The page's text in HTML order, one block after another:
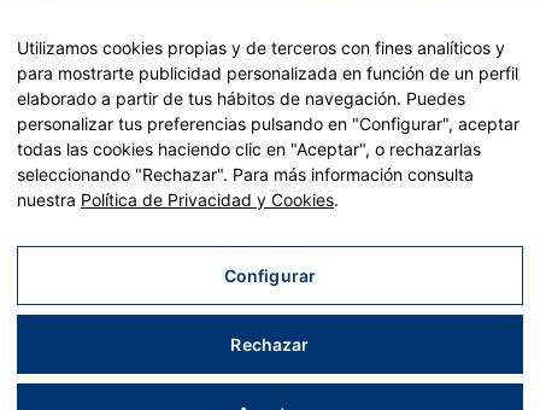
Plan de Recuperación, Transformación y Resiliencia – Financiado por
Recuperación y resiliencia, establecido por el Reglamento (UE)
2021/241 del Parlamento Europeo y del Consejo, de 12 de febrero
Aviso legal|Política de privacidad|Política de cookies|Accesibilidad|Mapa web
Utilizamos cookies propias y de terceros con fines analíticos y
para mostrarte publicidad personalizada en función de un perfil
elaborado a partir de tus hábitos de navegación. Puedes
personalizar tus preferencias pulsando en "Configurar", aceptar
todas las cookies haciendo clic en "Aceptar", o rechazarlas
seleccionando "Rechazar". Para más información consulta
nuestra Política de Privacidad y Cookies.
Configurar
Rechazar